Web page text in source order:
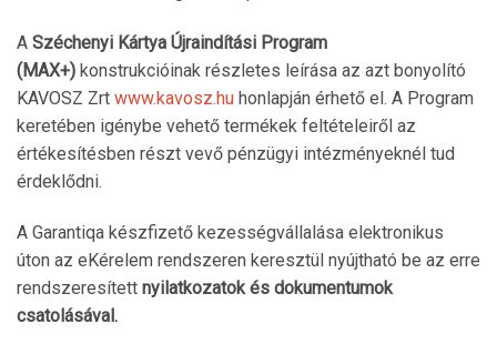
A Széchenyi Kártya Újraindítási Program
(MAX+) konstrukcióinak részletes leírása az azt bonyolító
KAVOSZ Zrt www.kavosz.hu honlapján érhető el. A Program
keretében igénybe vehető termékek feltételeiről az
értékesítésben részt vevő pénzügyi intézményeknél tud
érdeklődni.
A Garantiqa készfizető kezességvállalása elektronikus
úton az eKérelem rendszeren keresztül nyújtható be az erre
rendszeresített nyilatkozatok és dokumentumok
csatolásával.